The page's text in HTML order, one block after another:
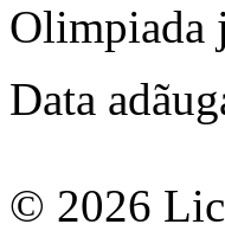
Olimpiada
Data
© 2026